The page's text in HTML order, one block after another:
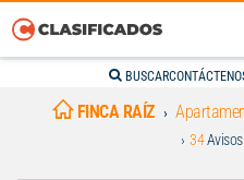
BUSCAR
FINCA RAÍZ
34Avisos